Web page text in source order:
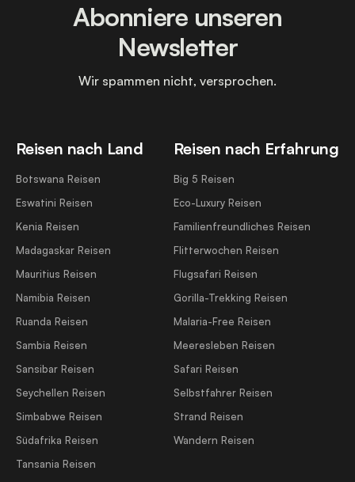
Reisen nach Land
Botswana Reisen
Eswatini Reisen
Kenia Reisen
Madagaskar Reisen
Mauritius Reisen
Namibia Reisen
Ruanda Reisen
Sambia Reisen
Sansibar Reisen
Seychellen Reisen
Simbabwe Reisen
Südafrika Reisen
Tansania Reisen
Reisen nach Erfahrung
Big 5 Reisen
Eco-Luxury Reisen
Familienfreundliches Reisen
Flitterwochen Reisen
Flugsafari Reisen
Gorilla-Trekking Reisen
Malaria-Free Reisen
Meeresleben Reisen
Safari Reisen
Selbstfahrer Reisen
Strand Reisen
Wandern Reisen
Abonniere unseren
Newsletter
Wir spammen nicht, versprochen.